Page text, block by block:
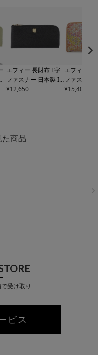
エフィー 長財布 L字
ファスナー 日本製 IN
5-008 efffy 本革 レザ
¥12,650
エフィー 長
ファスナー
スNW1-11
¥15,400
た商品
受け取り
ビス